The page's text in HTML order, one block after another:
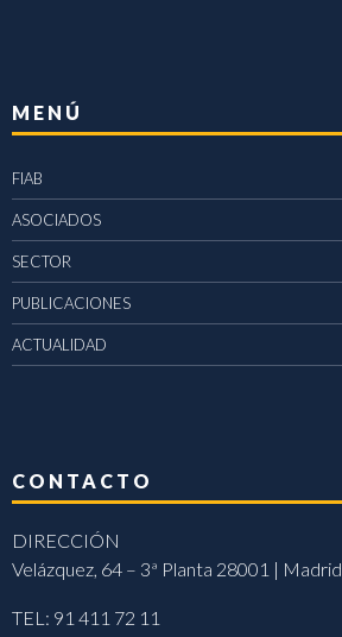
MENÚ
FIAB
ASOCIADOS
SECTOR
PUBLICACIONES
ACTUALIDAD
CONTACTO
DIRECCIÓN
Velázquez, 64 – 3ª Planta 28001 | Madrid
TEL: 91 411 72 11